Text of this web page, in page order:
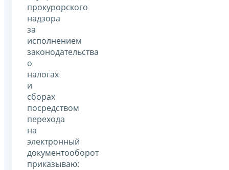
прокурорского
надзора
за
исполнением
законодательства
о
налогах
и
сборах
посредством
перехода
на
электронный
документооборот
приказываю: